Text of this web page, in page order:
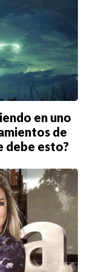
en uno
de
debe esto?